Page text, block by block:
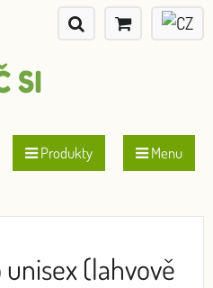
Produkty Menu
(lahvově